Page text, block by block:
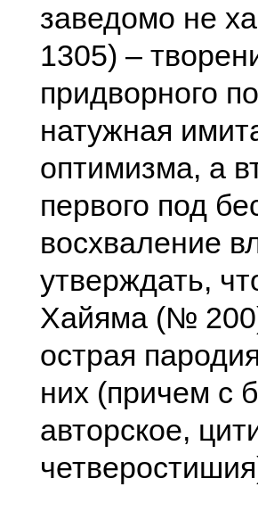
заведомо не
1305) –
придворного
натужная
оптимизма, а
первого под
восхваление
утверждать,
Хайяма (№
острая
них (причем с
авторское,